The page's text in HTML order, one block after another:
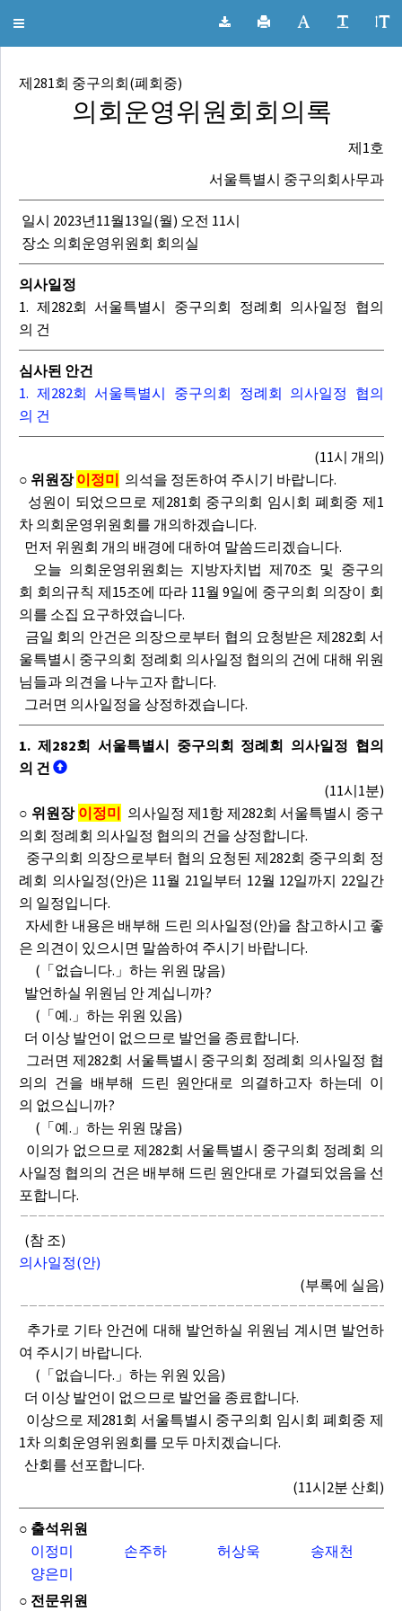
서울특별시 중구의회 회의록
Toggle
제281회 중구의회(폐회중)
의회운영위원회회의록
제1호
서울특별시 중구의회사무과
일시 2023년11월13일(월) 오전 11시
장소 의회운영위원회 회의실
의사일정
1. 제282회 서울특별시 중구의회 정례회 의사일정 협의
의 건
심사된 안건
1. 제282회 서울특별시 중구의회 정례회 의사일정 협의
의 건
(11시 개의)
○ 위원장이정미 의석을 정돈하여 주시기 바랍니다.
성원이 되었으므로 제281회 중구의회 임시회 폐회중 제1
차 의회운영위원회를 개의하겠습니다.
먼저 위원회 개의 배경에 대하여 말씀드리겠습니다.
오늘 의회운영위원회는 지방자치법 제70조 및 중구의
회 회의규칙 제15조에 따라 11월 9일에 중구의회 의장이 회
의를 소집 요구하였습니다.
금일 회의 안건은 의장으로부터 협의 요청받은 제282회 서
울특별시 중구의회 정례회 의사일정 협의의 건에 대해 위원
님들과 의견을 나누고자 합니다.
그러면 의사일정을 상정하겠습니다.
1. 제282회 서울특별시 중구의회 정례회 의사일정 협의
의 건
(11시1분)
○ 위원장 이정미 의사일정 제1항 제282회 서울특별시 중구
의회 정례회 의사일정 협의의 건을 상정합니다.
중구의회 의장으로부터 협의 요청된 제282회 중구의회 정
례회 의사일정(안)은 11월 21일부터 12월 12일까지 22일간
의 일정입니다.
자세한 내용은 배부해 드린 의사일정(안)을 참고하시고 좋
은 의견이 있으시면 말씀하여 주시기 바랍니다.
(「없습니다.」하는 위원 많음)
발언하실 위원님 안 계십니까?
(「예.」하는 위원 있음)
더 이상 발언이 없으므로 발언을 종료합니다.
그러면 제282회 서울특별시 중구의회 정례회 의사일정 협
의의 건을 배부해 드린 원안대로 의결하고자 하는데 이
의 없으십니까?
(「예.」하는 위원 많음)
이의가 없으므로 제282회 서울특별시 중구의회 정례회 의
사일정 협의의 건은 배부해 드린 원안대로 가결되었음을 선
포합니다.
(참 조)
의사일정(안)
(부록에 실음)
추가로 기타 안건에 대해 발언하실 위원님 계시면 발언하
여 주시기 바랍니다.
(「없습니다.」하는 위원 있음)
더 이상 발언이 없으므로 발언을 종료합니다.
이상으로 제281회 서울특별시 중구의회 임시회 폐회중 제
1차 의회운영위원회를 모두 마치겠습니다.
산회를 선포합니다.
(11시2분 산회)
○ 출석위원
이정미
손주하 허상욱
송재천
양은미
○ 전문위원